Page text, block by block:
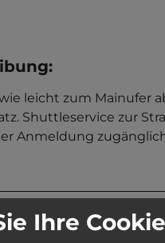
:
leicht zum Mainufer
Shuttleservice zur
Anmeldung
Stadt: 97084
Ihre